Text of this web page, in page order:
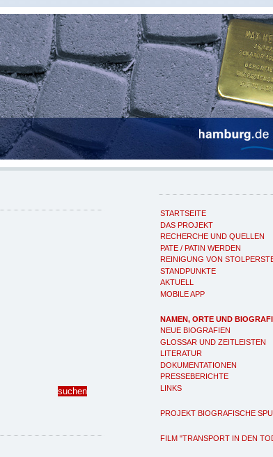
STARTSEITE
DAS PROJEKT
RECHERCHE UND QUELLEN
PATE / PATIN WERDEN
REINIGUNG VON
STANDPUNKTE
AKTUELL
MOBILE APP
NAMEN, ORTE UND
NEUE BIOGRAFIEN
GLOSSAR UND ZEITLEISTEN
LITERATUR
DOKUMENTATIONEN
PRESSEBERICHTE
LINKS
PROJEKT BIOGRAFISCHE
FILM "TRANSPORT IN DEN